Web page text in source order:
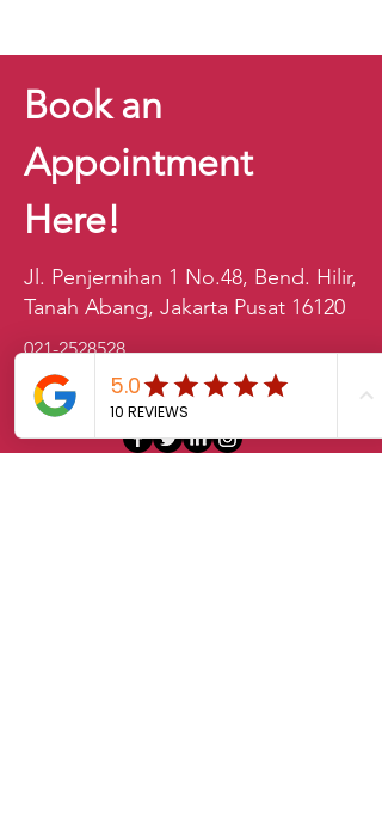
Book an
Appointment
Here!
Jl. Penjernihan 1 No.48, Bend. Hilir,
Tanah Abang, Jakarta Pusat 16120
021-2528528
sales.klab@lxintl.co.kr